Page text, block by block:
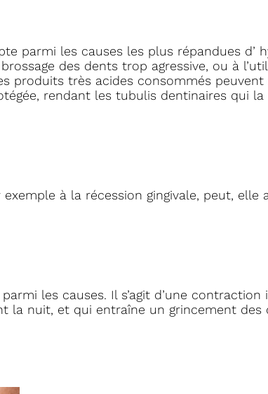
parmi les causes les plus répandues d’
des dents trop agressive, ou à
produits très acides consommés
rendant les tubulis dentinaires qui
à la récession gingivale, peut, elle
les causes. Il s’agit d’une contraction
la nuit, et qui entraîne un grincement des